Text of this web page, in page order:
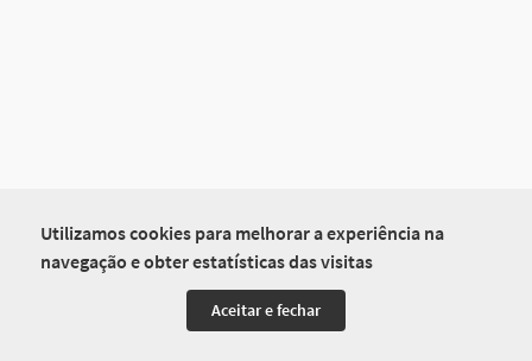
Utilizamos cookies para melhorar a experiência na
navegação e obter estatísticas das visitas
Aceitar e fechar